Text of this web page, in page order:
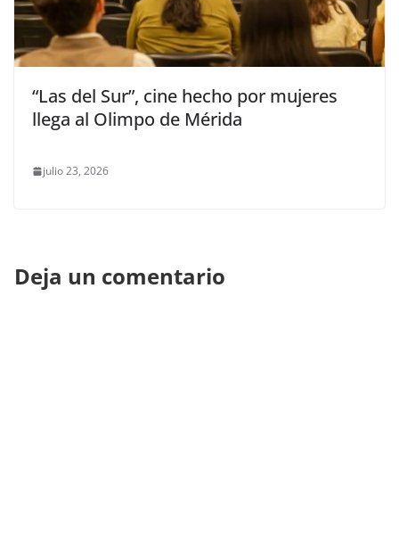
“Las del Sur”, cine hecho por mujeres
llega al Olimpo de Mérida
julio 23, 2026
Deja un comentario